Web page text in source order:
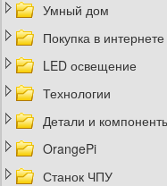
Умный дом
Покупка в интернете
LED освещение
Технологии
Детали и
OrangePi
Станок ЧПУ